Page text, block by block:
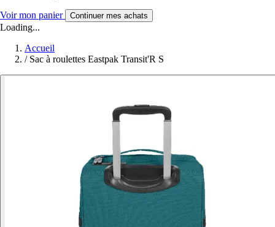
Voir mon panier Continuer mes achats
Loading...
Accueil
/ Sac à roulettes Eastpak Transit'R S